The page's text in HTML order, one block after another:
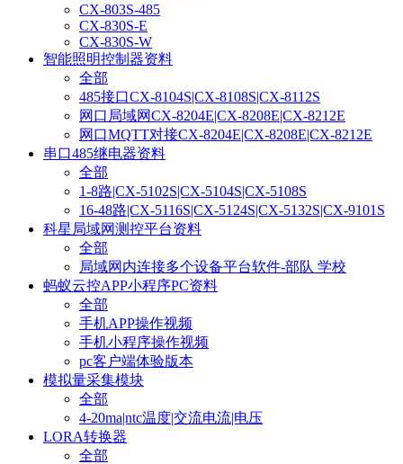
CX-803S-485
CX-830S-E
CX-830S-W
智能照明控制器资料
全部
485接口CX-8104S|CX-8108S|CX-8112S
网口局域网CX-8204E|CX-8208E|CX-8212E
网口MQTT对接CX-8204E|CX-8208E|CX-8212E
串口485继电器资料
全部
1-8路|CX-5102S|CX-5104S|CX-5108S
16-48路|CX-5116S|CX-5124S|CX-5132S|CX-9101S
科星局域网测控平台资料
全部
局域网内连接多个设备平台软件-部队 学校
蚂蚁云控APP小程序PC资料
全部
手机APP操作视频
手机小程序操作视频
pc客户端体验版本
模拟量采集模块
全部
4-20ma|ntc温度|交流电流|电压
LORA转换器
全部